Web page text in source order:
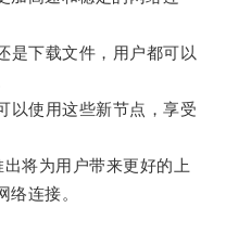
下载文件，用户都可以
使用这些新节点，享受
将为用户带来更好的上
络连接。